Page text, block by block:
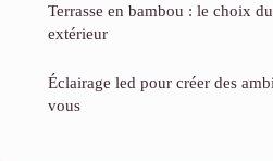
Terrasse en bambou : le choix
extérieur
Éclairage led pour créer des
vous